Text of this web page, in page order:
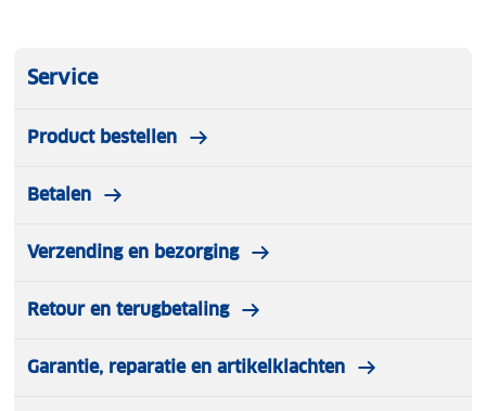
Service
Product bestellen
Betalen
Verzending en bezorging
Retour en terugbetaling
Garantie, reparatie en artikelklachten